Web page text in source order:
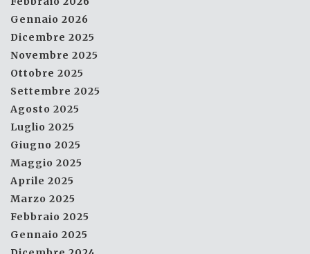
Gennaio 2026
Dicembre 2025
Novembre 2025
Ottobre 2025
Settembre 2025
Agosto 2025
Luglio 2025
Giugno 2025
Maggio 2025
Aprile 2025
Marzo 2025
Febbraio 2025
Gennaio 2025